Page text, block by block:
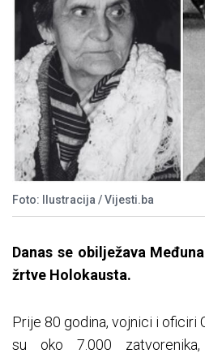
Foto: Ilustracija / Vijesti.ba
Danas se obilježava
žrtve Holokausta.
Prije 80 godina, vojnici i oficiri
su oko 7.000